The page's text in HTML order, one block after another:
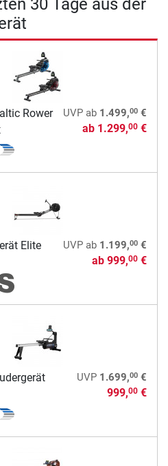
30 Tage aus der
Rower
UVPab 1.499,00€
ab 1.299,00€
Elite
UVPab 1.199,00€
ab 999,00€
UVP 1.699,00€
999,00€